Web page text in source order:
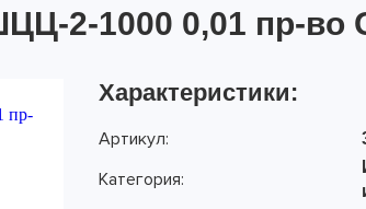
2-1000 0,01 пр-во
Характеристики:
Артикул:
Категория: